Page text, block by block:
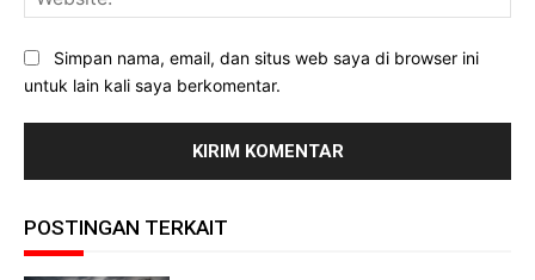
Simpan nama, email, dan situs web saya di browser ini
untuk lain kali saya berkomentar.
POSTINGAN TERKAIT